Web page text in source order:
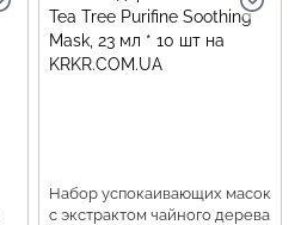
Набор успокаивающих масок
с экстрактом чайного дерева